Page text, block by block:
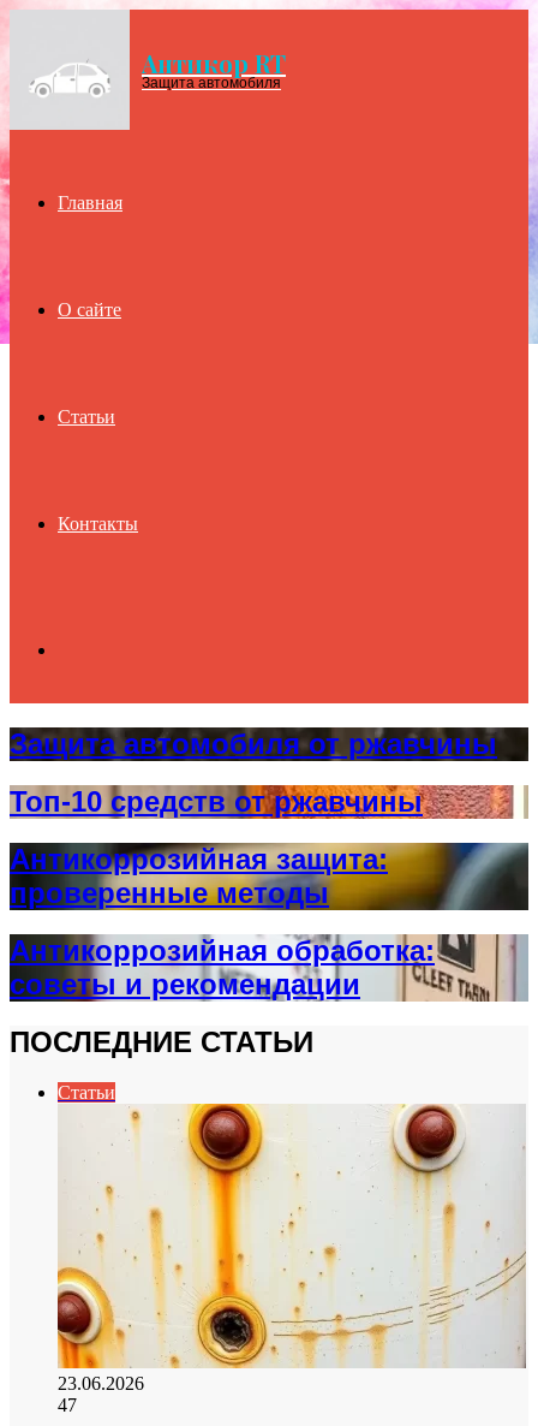
Антикор RT
Защита автомобиля
Главная
О сайте
Статьи
Контакты
for
Защита автомобиля от ржавчины
Топ-10 средств от ржавчины
Антикоррозийная защита:
проверенные методы
Антикоррозийная обработка:
советы и рекомендации
ПОСЛЕДНИЕ СТАТЬИ
Статьи
23.06.2026
47